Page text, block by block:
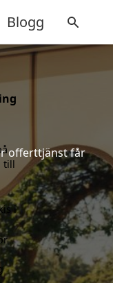
Blogg
offerttjänst får
till
i